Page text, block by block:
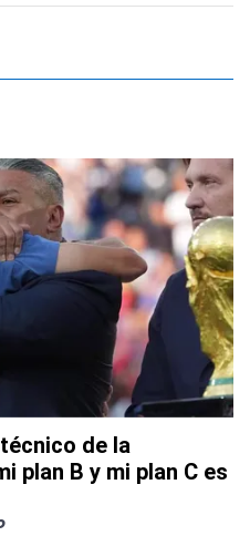
de la
plan B y mi plan C es